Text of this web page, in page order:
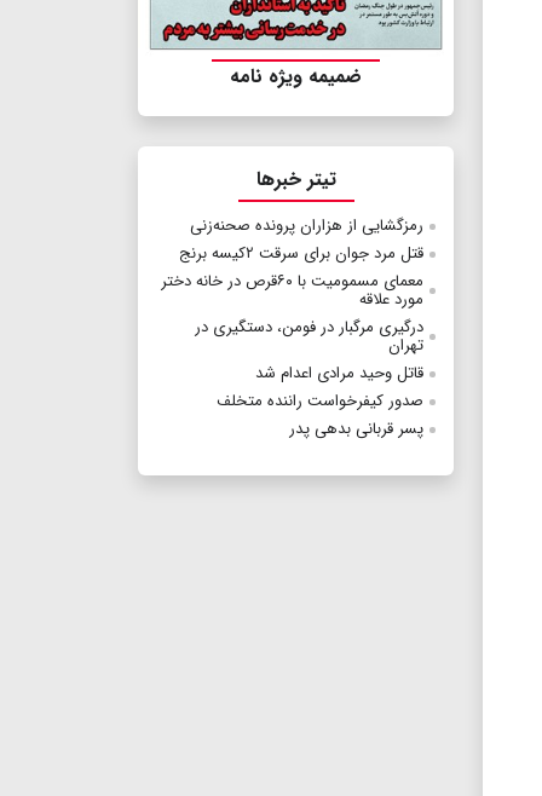
ضمیمه ویژه نامه
تیتر خبرها
رمزگشایی از هزاران پرونده صحنه‌زنی
قتل مرد جوان برای سرقت ۲کیسه برنج
معمای مسمومیت با ۶۰قرص در خانه دختر
مورد علاقه
درگیری مرگبار در فومن، دستگیری در
تهران
قاتل وحید مرادی اعدام شد
صدور کیفرخواست راننده متخلف
پسر قربانی بدهی پدر